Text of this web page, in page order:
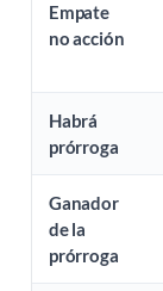
Empate
no acción
Habrá
prórroga
Ganador
de la
prórroga